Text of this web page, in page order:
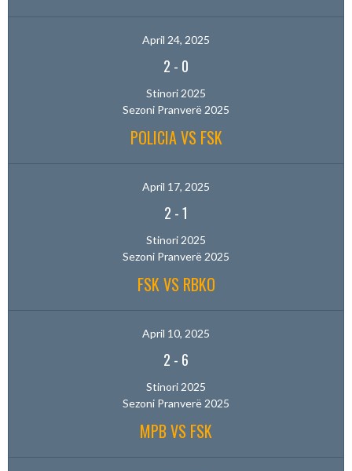
April 24, 2025
2 - 0
Stinori 2025
Sezoni Pranverë 2025
POLICIA VS FSK
April 17, 2025
2 -1
Stinori 2025
Sezoni Pranverë 2025
FSK VS RBKO
April 10, 2025
2 - 6
Stinori 2025
Sezoni Pranverë 2025
MPB VS FSK